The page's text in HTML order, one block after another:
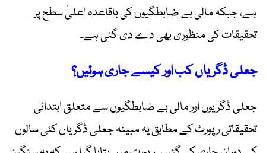
ہے، جبکہ مالی بے ضابطگیوں کی باقاعدہ اعلیٰ سطح پر
تحقیقات کی منظوری بھی دے دی گئی ہے۔
جعلی ڈگریاں کب اور کیسے جاری ہوئیں؟
جعلی ڈگریوں اور مالی بے ضابطگیوں سے متعلق ابتدائی
تحقیقاتی رپورٹ کے مطابق یہ مبینہ جعلی ڈگریاں کئی سالوں